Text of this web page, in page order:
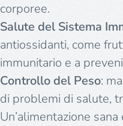
corporee.
Salute del Sistema
antiossidanti, come
immunitario e a
Controllo del Peso:
di problemi di salute,
Un’alimentazione